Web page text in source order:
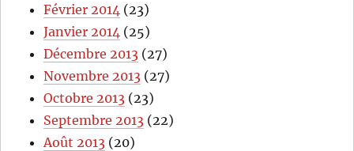
Février 2014 (23)
Janvier 2014 (25)
Décembre 2013 (27)
Novembre 2013 (27)
Octobre 2013 (23)
Septembre 2013 (22)
Août 2013 (20)